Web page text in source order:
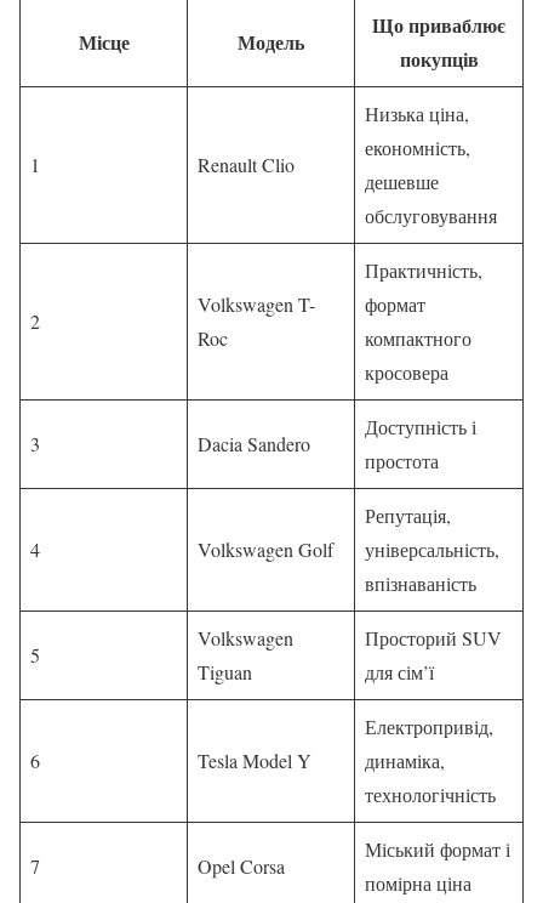
Місце Модель
Що приваблює
покупців
1 Renault Clio
Низька ціна,
економність,
дешевше
обслуговування
2
Volkswagen T-
Roc
Практичність,
формат
компактного
кросовера
3 Dacia Sandero
Доступність і
простота
4 Volkswagen Golf
Репутація,
універсальність,
впізнаваність
5
Volkswagen
Tiguan
Просторий SUV
для сім’ї
6 Tesla Model Y
Електропривід,
динаміка,
технологічність
7 Opel Corsa
Міський формат і
помірна ціна